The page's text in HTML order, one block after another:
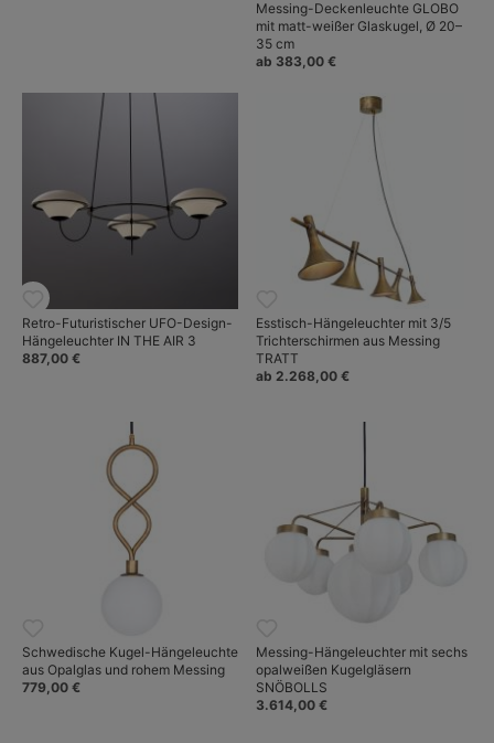
Messing-Deckenleuchte GLOBO
mit matt-weißer Glaskugel, Ø 20–
35 cm
ab 383,00 €
Retro-Futuristischer UFO-Design-
Hängeleuchter IN THE AIR 3
887,00 €
Esstisch-Hängeleuchter mit 3/5
Trichterschirmen aus Messing
TRATT
ab 2.268,00 €
Schwedische Kugel-Hängeleuchte
aus Opalglas und rohem Messing
779,00 €
Messing-Hängeleuchter mit sechs
opalweißen Kugelgläsern
SNÖBOLLS
3.614,00 €